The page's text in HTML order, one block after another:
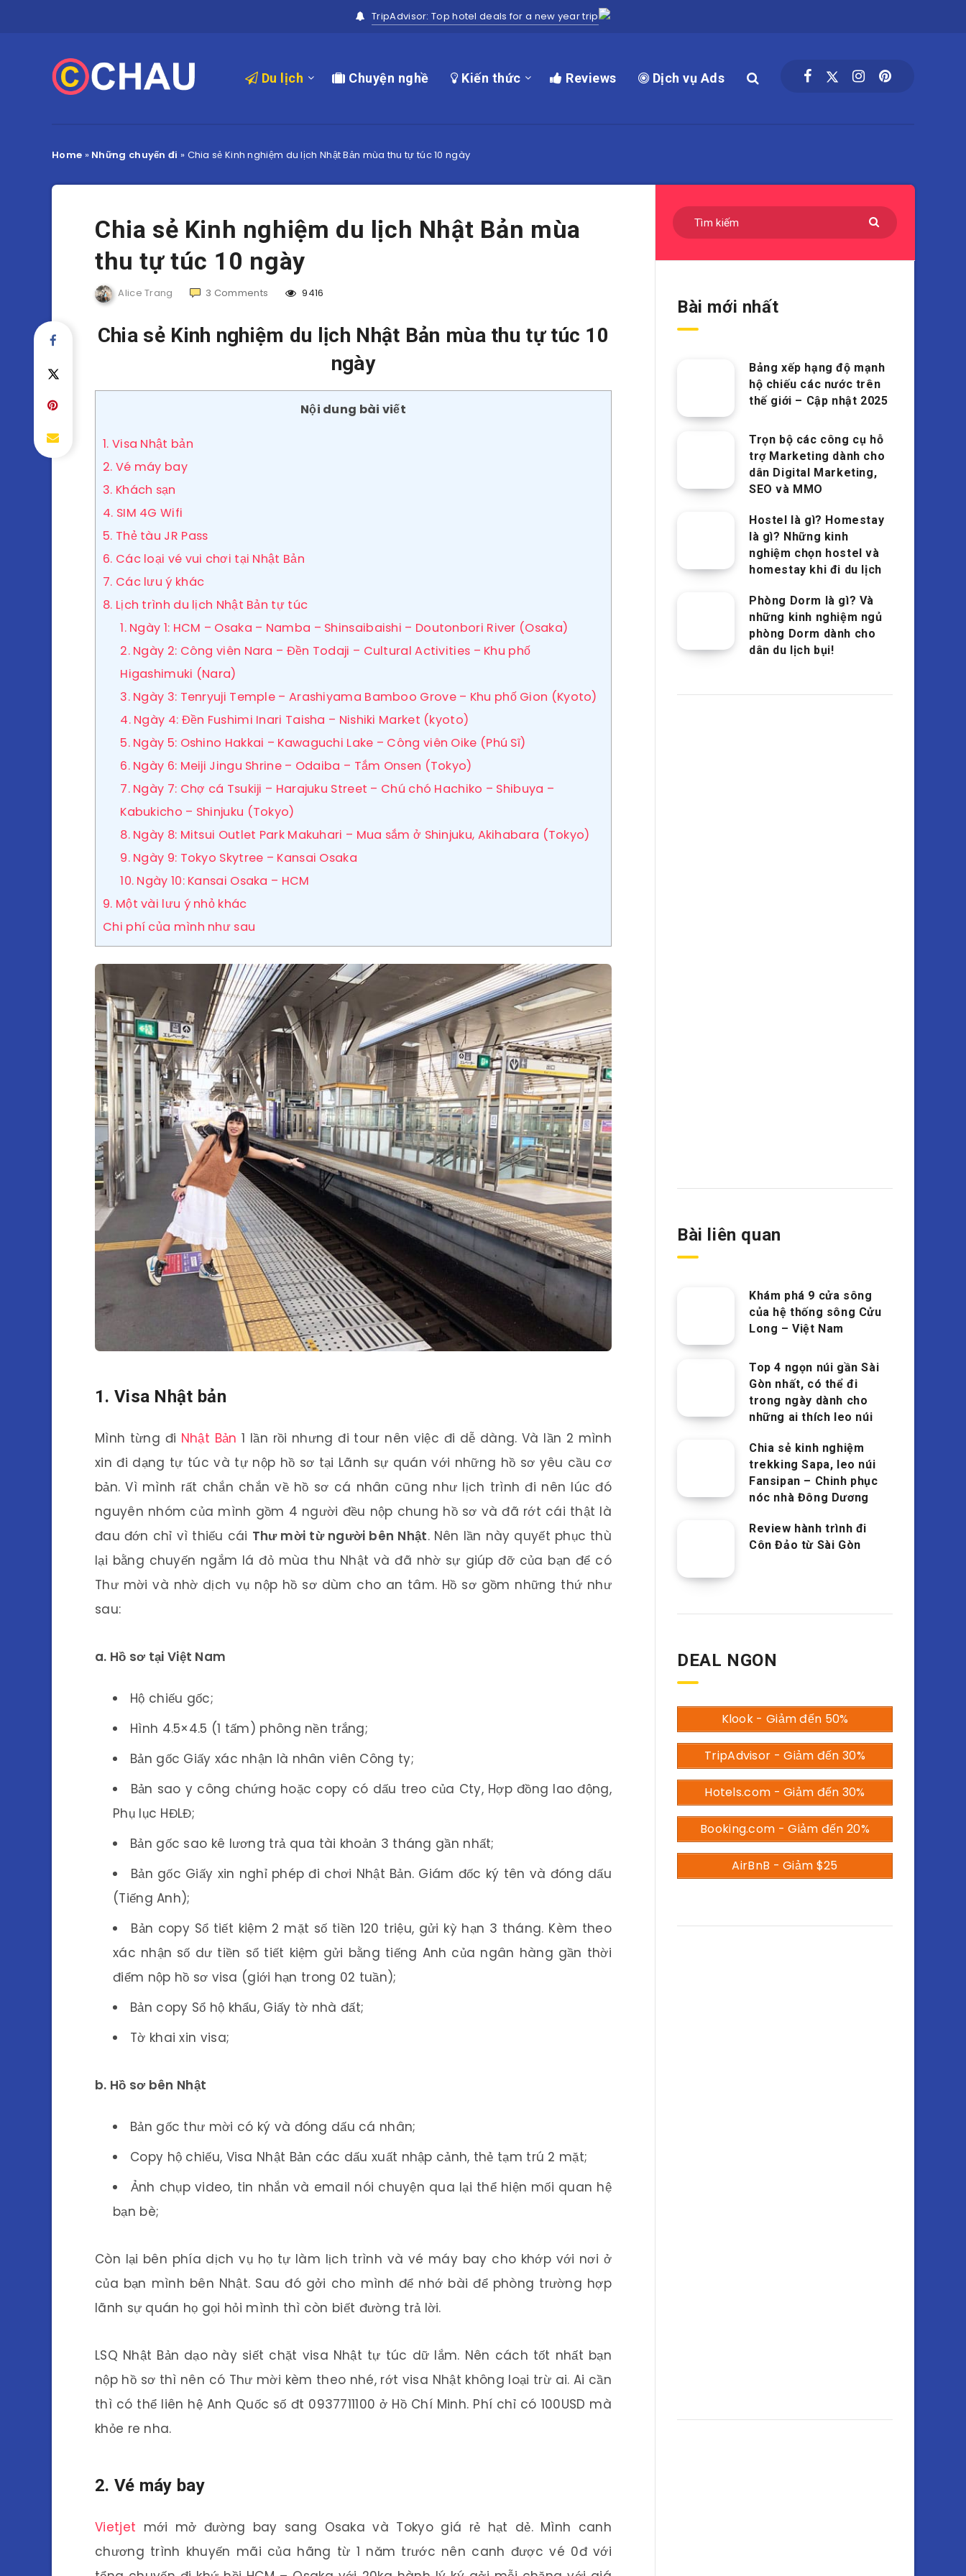
TripAdvisor: Top hotel deals for a new year trip
Du lịch Chuyện nghề Kiến thức Reviews Dịch vụ Ads
Home » Những chuyến đi » Chia sẻ Kinh nghiệm du lịch Nhật Bản mùa thu tự túc 10 ngày
Chia sẻ Kinh nghiệm du lịch Nhật Bản mùa
thu tự túc 10 ngày
Alice Trang 3 Comments 9416
Chia sẻ Kinh nghiệm du lịch Nhật Bản mùa thu tự túc 10
ngày
Nội dung bài viết
1. Visa Nhật bản
2. Vé máy bay
3. Khách sạn
4. SIM 4G Wifi
5. Thẻ tàu JR Pass
6. Các loại vé vui chơi tại Nhật Bản
7. Các lưu ý khác
8. Lịch trình du lịch Nhật Bản tự túc
1. Ngày 1: HCM – Osaka – Namba – Shinsaibaishi – Doutonbori River (Osaka)
2. Ngày 2: Công viên Nara – Đền Todaji – Cultural Activities – Khu phố
Higashimuki (Nara)
3. Ngày 3: Tenryuji Temple – Arashiyama Bamboo Grove – Khu phố Gion (Kyoto)
4. Ngày 4: Đền Fushimi Inari Taisha – Nishiki Market (kyoto)
5. Ngày 5: Oshino Hakkai – Kawaguchi Lake – Công viên Oike (Phú Sĩ)
6. Ngày 6: Meiji Jingu Shrine – Odaiba – Tắm Onsen (Tokyo)
7. Ngày 7: Chợ cá Tsukiji – Harajuku Street – Chú chó Hachiko – Shibuya –
Kabukicho – Shinjuku (Tokyo)
8. Ngày 8: Mitsui Outlet Park Makuhari – Mua sắm ở Shinjuku, Akihabara (Tokyo)
9. Ngày 9: Tokyo Skytree – Kansai Osaka
10. Ngày 10: Kansai Osaka – HCM
9. Một vài lưu ý nhỏ khác
Chi phí của mình như sau
1. Visa Nhật bản
Mình từng đi Nhật Bản 1 lần rồi nhưng đi tour nên việc đi dễ dàng. Và lần 2 mình
xin đi dạng tự túc và tự nộp hồ sơ tại Lãnh sự quán với những hồ sơ yêu cầu cơ
bản. Vì mình rất chắn chắn về hồ sơ cá nhân cũng như lịch trình đi nên lúc đó
nguyên nhóm của mình gồm 4 người đều nộp chung hồ sơ và đã rớt cái thật là
đau đớn chỉ vì thiếu cái Thư mời từ người bên Nhật. Nên lần này quyết phục thù
lại bằng chuyến ngắm lá đỏ mùa thu Nhật và đã nhờ sự giúp đỡ của bạn để có
Thư mời và nhờ dịch vụ nộp hồ sơ dùm cho an tâm. Hồ sơ gồm những thứ như
sau:
a. Hồ sơ tại Việt Nam
Hộ chiếu gốc;
Hình 4.5×4.5 (1 tấm) phông nền trắng;
Bản gốc Giấy xác nhận là nhân viên Công ty;
Bản sao y công chứng hoặc copy có dấu treo của Cty, Hợp đồng lao động,
Phụ lục HĐLĐ;
Bản gốc sao kê lương trả qua tài khoản 3 tháng gần nhất;
Bản gốc Giấy xin nghỉ phép đi chơi Nhật Bản. Giám đốc ký tên và đóng dấu
(Tiếng Anh);
Bản copy Sổ tiết kiệm 2 mặt số tiền 120 triệu, gửi kỳ hạn 3 tháng. Kèm theo
xác nhận số dư tiền sổ tiết kiệm gửi bằng tiếng Anh của ngân hàng gần thời
điểm nộp hồ sơ visa (giới hạn trong 02 tuần);
Bản copy Sổ hộ khẩu, Giấy tờ nhà đất;
Tờ khai xin visa;
b. Hồ sơ bên Nhật
Bản gốc thư mời có ký và đóng dấu cá nhân;
Copy hộ chiếu, Visa Nhật Bản các dấu xuất nhập cảnh, thẻ tạm trú 2 mặt;
Ảnh chụp video, tin nhắn và email nói chuyện qua lại thể hiện mối quan hệ
bạn bè;
Còn lại bên phía dịch vụ họ tự làm lịch trình và vé máy bay cho khớp với nơi ở
của bạn mình bên Nhật. Sau đó gởi cho mình để nhớ bài để phòng trường hợp
lãnh sự quán họ gọi hỏi mình thì còn biết đường trả lời.
LSQ Nhật Bản dạo này siết chặt visa Nhật tự túc dữ lắm. Nên cách tốt nhất bạn
nộp hồ sơ thì nên có Thư mời kèm theo nhé, rớt visa Nhật không loại trừ ai. Ai cần
thì có thể liên hệ Anh Quốc số đt 0937711100 ở Hồ Chí Minh. Phí chỉ có 100USD mà
khỏe re nha.
2. Vé máy bay
Vietjet mới mở đường bay sang Osaka và Tokyo giá rẻ hạt dẻ. Mình canh
chương trình khuyến mãi của hãng từ 1 năm trước nên canh được vé 0đ với
Bài mới nhất
Bảng xếp hạng độ mạnh
hộ chiếu các nước trên
thế giới – Cập nhật 2025
Trọn bộ các công cụ hỗ
trợ Marketing dành cho
dân Digital Marketing,
SEO và MMO
Hostel là gì? Homestay
là gì? Những kinh
nghiệm chọn hostel và
homestay khi đi du lịch
Phòng Dorm là gì? Và
những kinh nghiệm ngủ
phòng Dorm dành cho
dân du lịch bụi!
Bài liên quan
Khám phá 9 cửa sông
của hệ thống sông Cửu
Long – Việt Nam
Top 4 ngọn núi gần Sài
Gòn nhất, có thể đi
trong ngày dành cho
những ai thích leo núi
Chia sẻ kinh nghiệm
trekking Sapa, leo núi
Fansipan – Chinh phục
nóc nhà Đông Dương
Review hành trình đi
Côn Đảo từ Sài Gòn
DEAL NGON
Klook - Giảm đến 50%
TripAdvisor - Giảm đến 30%
Hotels.com - Giảm đến 30%
Booking.com - Giảm đến 20%
AirBnB - Giảm $25